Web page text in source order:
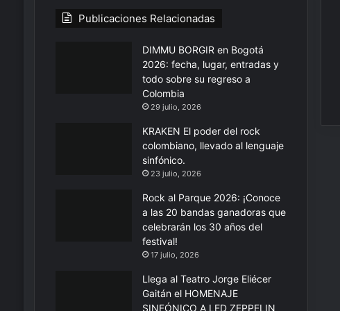
Publicaciones Relacionadas
DIMMU BORGIR en Bogotá
2026: fecha, lugar, entradas y
todo sobre su regreso a
Colombia
29 julio, 2026
KRAKEN El poder del rock
colombiano, llevado al lenguaje
sinfónico.
23 julio, 2026
Rock al Parque 2026: ¡Conoce
a las 20 bandas ganadoras que
celebrarán los 30 años del
festival!
17 julio, 2026
Llega al Teatro Jorge Eliécer
Gaitán el HOMENAJE
SINFÓNICO A LED ZEPPELIN